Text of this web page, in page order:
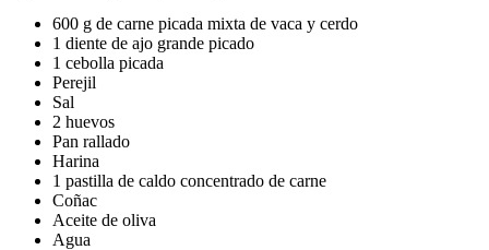
600 g de carne picada mixta de vaca y cerdo
1 diente de ajo grande picado
1 cebolla picada
Perejil
Sal
2 huevos
Pan rallado
Harina
1 pastilla de caldo concentrado de carne
Coñac
Aceite de oliva
Agua